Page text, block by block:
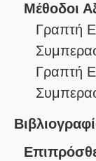
Μέθοδοι
Γραπτή
Γραπτή